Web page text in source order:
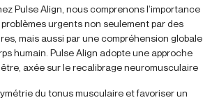
Pulse Align, nous comprenons l’importance
urgents non seulement par des
mais aussi par une compréhension globale
humain. Pulse Align adopte une approche
axée sur le recalibrage neuromusculaire
du tonus musculaire et favoriser un